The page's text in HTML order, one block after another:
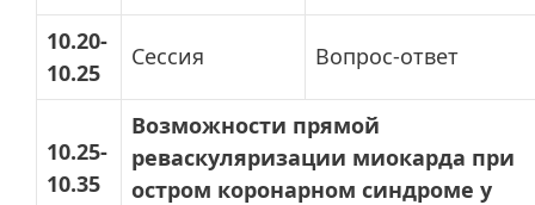
10.20-
10.25
Сессия Вопрос-ответ
10.25-
10.35
Возможности прямой
реваскуляризации миокарда при
остром коронарном синдроме у